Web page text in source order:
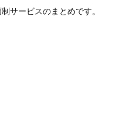
サービスのまとめです。